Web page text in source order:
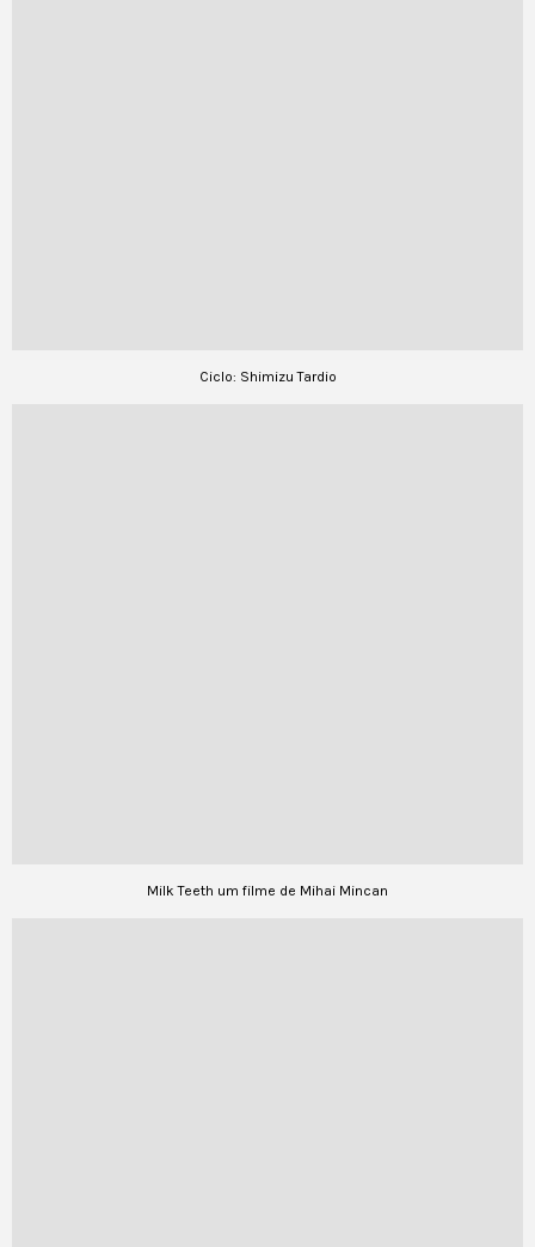
Ciclo: Shimizu Tardio
Milk Teeth um filme de Mihai Mincan